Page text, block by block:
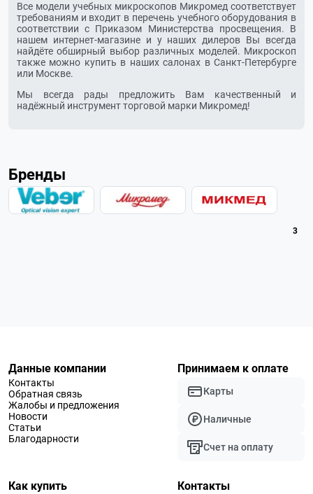
Все модели учебных микроскопов Микромед соответствует
требованиям и входит в перечень учебного оборудования в
соответствии с Приказом Министерства просвещения. В
нашем интернет-магазине и у наших дилеров Вы всегда
найдёте обширный выбор различных моделей. Микроскоп
также можно купить в наших салонах в Санкт-Петербурге
или Москве.
Мы всегда рады предложить Вам качественный и
надёжный инструмент торговой марки Микромед!
Бренды
3
Данные компании
Контакты
Обратная связь
Жалобы и предложения
Новости
Статьи
Благодарности
Принимаем к оплате
Карты
Наличные
Счет на оплату
Как купить Контакты